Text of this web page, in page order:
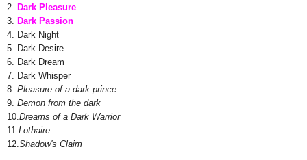
2. Dark Pleasure
3. Dark Passion
4. Dark Night
5. Dark Desire
6. Dark Dream
7. Dark Whisper
8. Pleasure of a dark prince
9. Demon from the dark
10. Dreams of a Dark Warrior
11. Lothaire
12. Shadow's Claim